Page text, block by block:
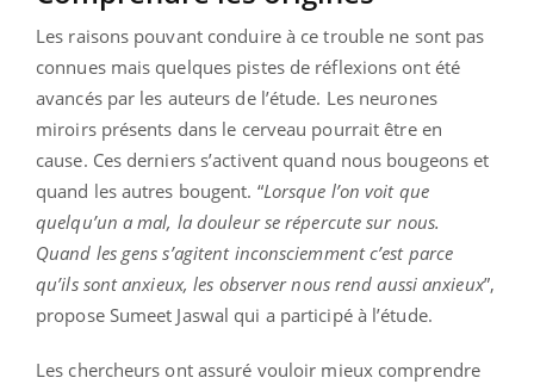
Les raisons pouvant conduire à ce trouble ne sont pas
connues mais quelques pistes de réflexions ont été
avancés par les auteurs de l’étude. Les neurones
miroirs présents dans le cerveau pourrait être en
cause. Ces derniers s’activent quand nous bougeons et
quand les autres bougent. “Lorsque l’on voit que
quelqu’un a mal, la douleur se répercute sur nous.
Quand les gens s’agitent inconsciemment c’est parce
qu’ils sont anxieux, les observer nous rend aussi anxieux”,
propose Sumeet Jaswal qui a participé à l’étude.
Les chercheurs ont assuré vouloir mieux comprendre